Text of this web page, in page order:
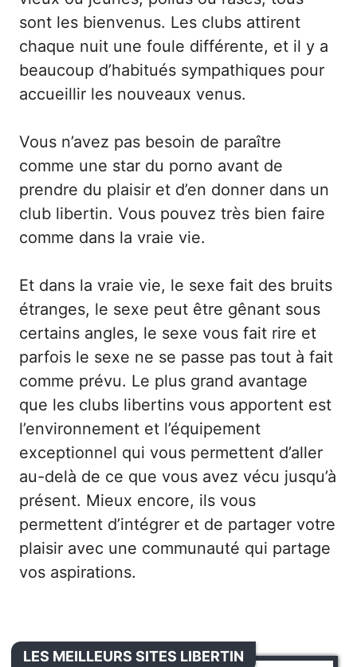
sont les bienvenus. Les clubs attirent
chaque nuit une foule différente, et il y a
beaucoup d’habitués sympathiques pour
accueillir les nouveaux venus.
Vous n’avez pas besoin de paraître
comme une star du porno avant de
prendre du plaisir et d’en donner dans un
club libertin. Vous pouvez très bien faire
comme dans la vraie vie.
Et dans la vraie vie, le sexe fait des bruits
étranges, le sexe peut être gênant sous
certains angles, le sexe vous fait rire et
parfois le sexe ne se passe pas tout à fait
comme prévu. Le plus grand avantage
que les clubs libertins vous apportent est
l’environnement et l’équipement
exceptionnel qui vous permettent d’aller
au-delà de ce que vous avez vécu jusqu’à
présent. Mieux encore, ils vous
permettent d’intégrer et de partager votre
plaisir avec une communauté qui partage
vos aspirations.
LES MEILLEURS SITES LIBERTIN